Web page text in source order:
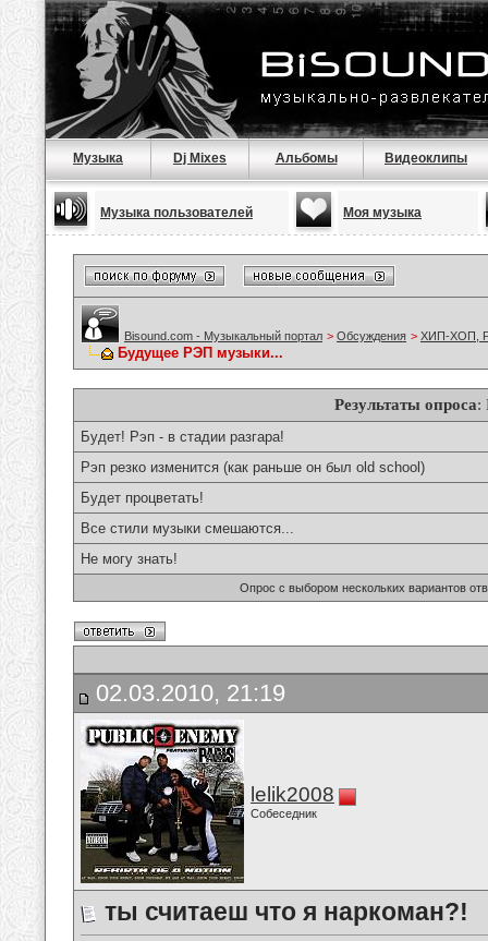
Музыка Dj Mixes Альбомы Видеоклипы
Музыка пользователей Моя музыка
Bisound.com - Музыкальный портал > Обсуждения > ХИП-ХОП,
Будущее РЭП музыки...
Результаты опроса:
Будет! Рэп - в стадии разгара!
Рэп резко изменится (как раньше он был old school)
Будет процветать!
Все стили музыки смешаются...
Не могу знать!
Опрос с выбором нескольких вариантов
02.03.2010, 21:19
lelik2008
Собеседник
ты считаеш что я наркоман?!